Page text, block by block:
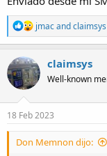
R
e
a
t
i
n
s
jmacandclaimsys
claimsys
Well-known
18 Feb 2023
Don Memnon dijo: